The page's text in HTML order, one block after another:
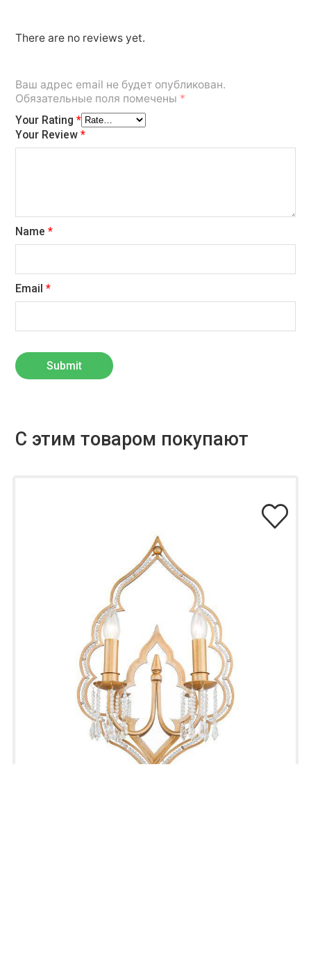
There are no reviews yet.
Ваш адрес email не будет опубликован.
Обязательные поля помечены *
Your Rating*
Your Review*
Name*
Email*
С этим товаром покупают